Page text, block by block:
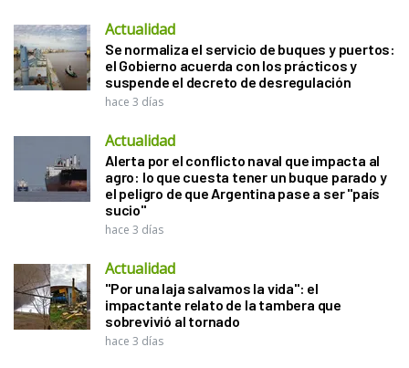
Actualidad
Se normaliza el servicio de buques y puertos:
el Gobierno acuerda con los prácticos y
suspende el decreto de desregulación
hace 3 días
Actualidad
Alerta por el conflicto naval que impacta al
agro: lo que cuesta tener un buque parado y
el peligro de que Argentina pase a ser "país
sucio"
hace 3 días
Actualidad
"Por una laja salvamos la vida": el
impactante relato de la tambera que
sobrevivió al tornado
hace 3 días